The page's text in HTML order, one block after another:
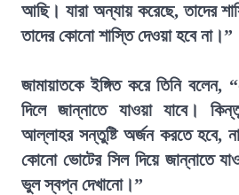
আছি। যারা অন্যায় করেছে, তাদের
তাদের কোনো শাস্তি দেওয়া হবে না।”
জামায়াতকে ইঙ্গিত করে তিনি
দিলে জান্নাতে যাওয়া যাবে।
আল্লাহর সন্তুষ্টি অর্জন করতে হবে,
কোনো ভোটের সিল দিয়ে জান্নাতে
ভুল স্বপ্ন দেখানো।”